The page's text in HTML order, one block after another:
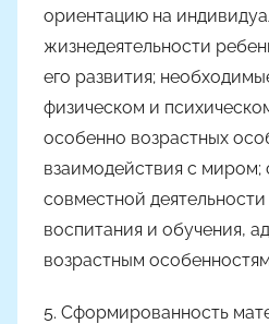
ориентацию на
жизнедеятельности
его развития;
физическом и
особенно возрастных
взаимодействия с миром;
совместной
воспитания и обучения,
возрастным
5. Сформированность